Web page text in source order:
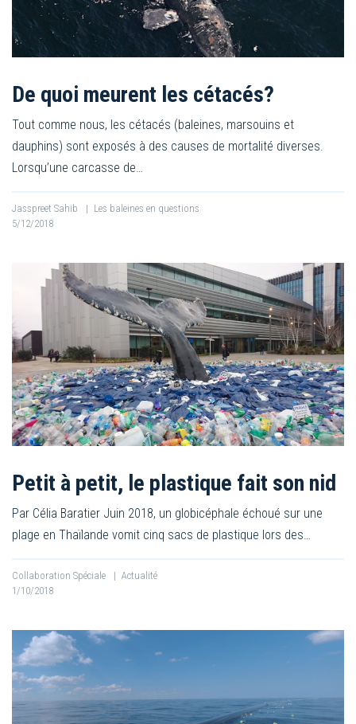
De quoi meurent les cétacés?
Tout comme nous, les cétacés (baleines, marsouins et
dauphins) sont exposés à des causes de mortalité diverses.
Lorsqu’une carcasse de…
Jasspreet Sahib | Les baleines en questions
5/12/2018
Petit à petit, le plastique fait son nid
Par Célia Baratier Juin 2018, un globicéphale échoué sur une
plage en Thaïlande vomit cinq sacs de plastique lors des…
Collaboration Spéciale | Actualité
1/10/2018